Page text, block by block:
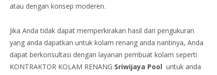
atau dengan konsep moderen.
Jika Anda tidak dapat memperkirakan hasil dan pengukuran
yang anda dapatkan untuk kolam renang anda nantinya, Anda
dapat berkonsultasi dengan layanan pembuat kolam seperti
KONTRAKTOR KOLAM RENANG Sriwijaya Pool untuk anda